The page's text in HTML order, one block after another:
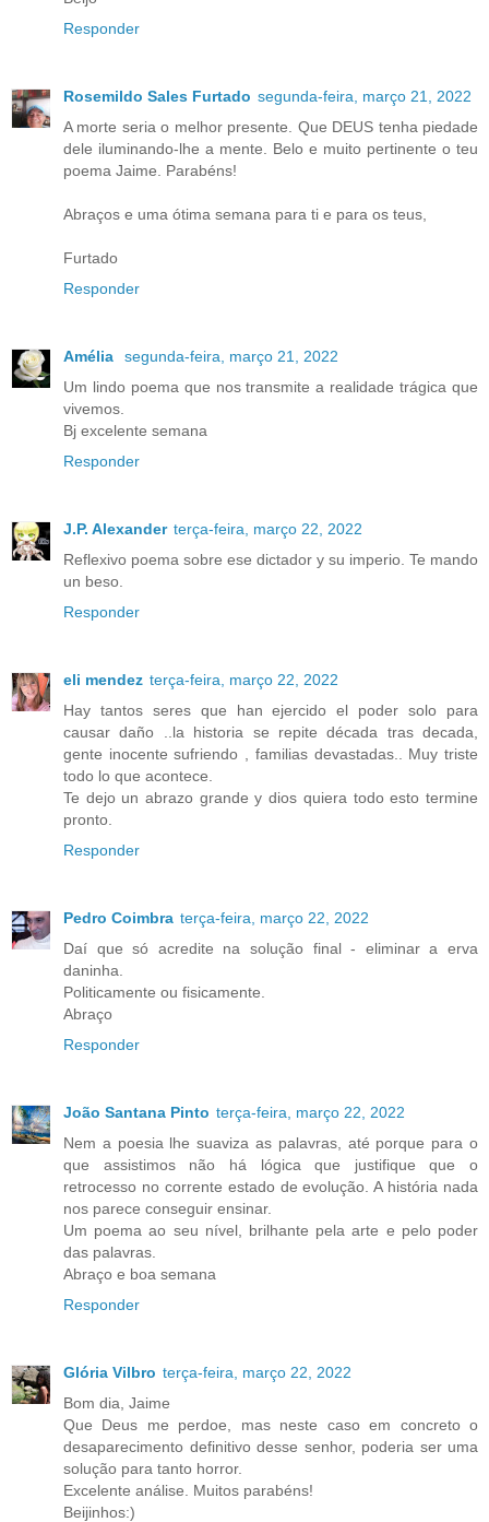
Responder
Rosemildo Sales Furtado segunda-feira, março 21, 2022
A morte seria o melhor presente. Que DEUS tenha piedade
dele iluminando-lhe a mente. Belo e muito pertinente o teu
poema Jaime. Parabéns!
Abraços e uma ótima semana para ti e para os teus,
Furtado
Responder
Amélia
segunda-feira, março 21, 2022
Um lindo poema que nos transmite a realidade trágica que
vivemos.
Bj excelente semana
Responder
J.P. Alexander terça-feira, março 22, 2022
Reflexivo poema sobre ese dictador y su imperio. Te mando
un beso.
Responder
eli mendez terça-feira, março 22, 2022
Hay tantos seres que han ejercido el poder solo para
causar daño ..la historia se repite década tras decada,
gente inocente sufriendo , familias devastadas.. Muy triste
todo lo que acontece.
Te dejo un abrazo grande y dios quiera todo esto termine
pronto.
Responder
Pedro Coimbra terça-feira, março 22, 2022
Daí que só acredite na solução final - eliminar a erva
daninha.
Politicamente ou fisicamente.
Abraço
Responder
João Santana Pinto terça-feira, março 22, 2022
Nem a poesia lhe suaviza as palavras, até porque para o
que assistimos não há lógica que justifique que o
retrocesso no corrente estado de evolução. A história nada
nos parece conseguir ensinar.
Um poema ao seu nível, brilhante pela arte e pelo poder
das palavras.
Abraço e boa semana
Responder
Glória Vilbro terça-feira, março 22, 2022
Bom dia, Jaime
Que Deus me perdoe, mas neste caso em concreto o
desaparecimento definitivo desse senhor, poderia ser uma
solução para tanto horror.
Excelente análise. Muitos parabéns!
Beijinhos:)